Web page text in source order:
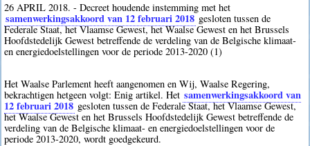
26 APRIL 2018. - Decreet houdende instemming met het
samenwerkingsakkoord van 12 februari 2018 gesloten tussen de
Federale Staat, het Vlaamse Gewest, het Waalse Gewest en het Brussels
Hoofdstedelijk Gewest betreffende de verdeling van de Belgische klimaat-
en energiedoelstellingen voor de periode 2013-2020 (1)
Het Waalse Parlement heeft aangenomen en Wij, Waalse Regering,
bekrachtigen hetgeen volgt: Enig artikel. Het samenwerkingsakkoord van
12 februari 2018 gesloten tussen de Federale Staat, het Vlaamse Gewest,
het Waalse Gewest en het Brussels Hoofdstedelijk Gewest betreffende de
verdeling van de Belgische klimaat- en energiedoelstellingen voor de
periode 2013-2020, wordt goedgekeurd.